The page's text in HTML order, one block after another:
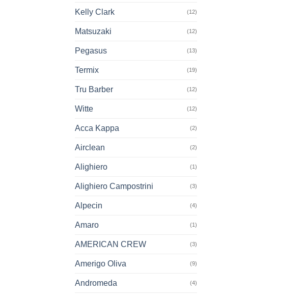
Kelly Clark (12)
Matsuzaki (12)
Pegasus (13)
Termix (19)
Tru Barber (12)
Witte (12)
Acca Kappa (2)
Airclean (2)
Alighiero (1)
Alighiero Campostrini (3)
Alpecin (4)
Amaro (1)
AMERICAN CREW (3)
Amerigo Oliva (9)
Andromeda (4)